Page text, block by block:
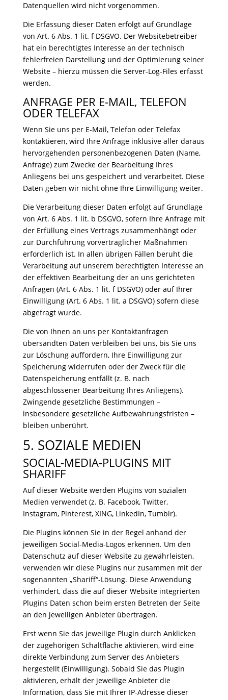
Datenquellen wird nicht vorgenommen.
Die Erfassung dieser Daten erfolgt auf Grundlage
von Art. 6 Abs. 1 lit. f DSGVO. Der Websitebetreiber
hat ein berechtigtes Interesse an der technisch
fehlerfreien Darstellung und der Optimierung seiner
Website – hierzu müssen die Server-Log-Files erfasst
werden.
ANFRAGE PER E-MAIL, TELEFON
ODER TELEFAX
Wenn Sie uns per E-Mail, Telefon oder Telefax
kontaktieren, wird Ihre Anfrage inklusive aller daraus
hervorgehenden personenbezogenen Daten (Name,
Anfrage) zum Zwecke der Bearbeitung Ihres
Anliegens bei uns gespeichert und verarbeitet. Diese
Daten geben wir nicht ohne Ihre Einwilligung weiter.
Die Verarbeitung dieser Daten erfolgt auf Grundlage
von Art. 6 Abs. 1 lit. b DSGVO, sofern Ihre Anfrage mit
der Erfüllung eines Vertrags zusammenhängt oder
zur Durchführung vorvertraglicher Maßnahmen
erforderlich ist. In allen übrigen Fällen beruht die
Verarbeitung auf unserem berechtigten Interesse an
der effektiven Bearbeitung der an uns gerichteten
Anfragen (Art. 6 Abs. 1 lit. f DSGVO) oder auf Ihrer
Einwilligung (Art. 6 Abs. 1 lit. a DSGVO) sofern diese
abgefragt wurde.
Die von Ihnen an uns per Kontaktanfragen
übersandten Daten verbleiben bei uns, bis Sie uns
zur Löschung auffordern, Ihre Einwilligung zur
Speicherung widerrufen oder der Zweck für die
Datenspeicherung entfällt (z. B. nach
abgeschlossener Bearbeitung Ihres Anliegens).
Zwingende gesetzliche Bestimmungen –
insbesondere gesetzliche Aufbewahrungsfristen –
bleiben unberührt.
5. SOZIALE MEDIEN
SOCIAL-MEDIA-PLUGINS MIT
SHARIFF
Auf dieser Website werden Plugins von sozialen
Medien verwendet (z. B. Facebook, Twitter,
Instagram, Pinterest, XING, LinkedIn, Tumblr).
Die Plugins können Sie in der Regel anhand der
jeweiligen Social-Media-Logos erkennen. Um den
Datenschutz auf dieser Website zu gewährleisten,
verwenden wir diese Plugins nur zusammen mit der
sogenannten „Shariff“-Lösung. Diese Anwendung
verhindert, dass die auf dieser Website integrierten
Plugins Daten schon beim ersten Betreten der Seite
an den jeweiligen Anbieter übertragen.
Erst wenn Sie das jeweilige Plugin durch Anklicken
der zugehörigen Schaltfläche aktivieren, wird eine
direkte Verbindung zum Server des Anbieters
hergestellt (Einwilligung). Sobald Sie das Plugin
aktivieren, erhält der jeweilige Anbieter die
Information, dass Sie mit Ihrer IP-Adresse dieser